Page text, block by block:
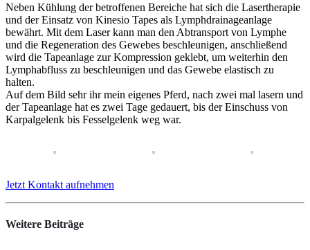
Neben Kühlung der betroffenen Bereiche hat sich die Lasertherapie
und der Einsatz von Kinesio Tapes als Lymphdrainageanlage
bewährt. Mit dem Laser kann man den Abtransport von Lymphe
und die Regeneration des Gewebes beschleunigen, anschließend
wird die Tapeanlage zur Kompression geklebt, um weiterhin den
Lymphabfluss zu beschleunigen und das Gewebe elastisch zu
halten.
Auf dem Bild sehr ihr mein eigenes Pferd, nach zwei mal lasern und
der Tapeanlage hat es zwei Tage gedauert, bis der Einschuss von
Karpalgelenk bis Fesselgelenk weg war.
Jetzt Kontakt aufnehmen
Weitere Beiträge